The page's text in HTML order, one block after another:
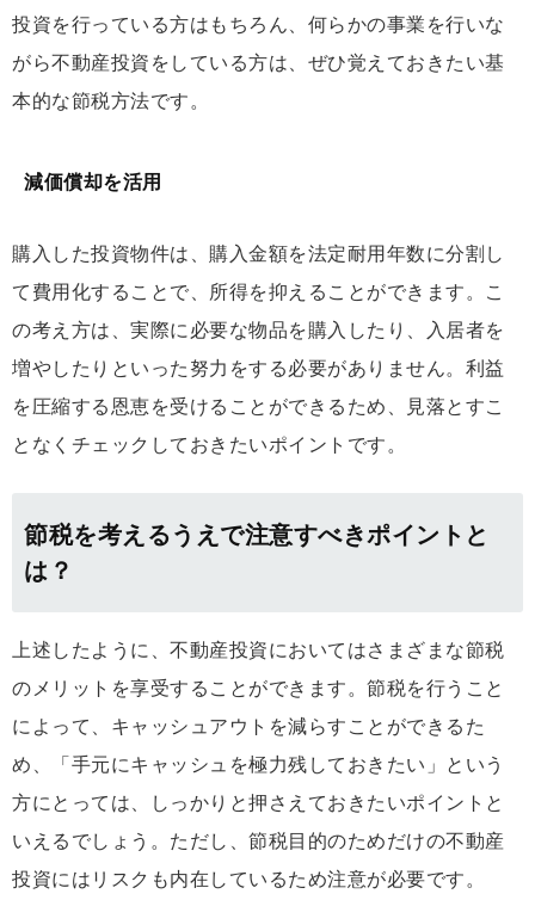
投資を行っている方はもちろん、何らかの事業を行いな
がら不動産投資をしている方は、ぜひ覚えておきたい基
本的な節税方法です。
減価償却を活用
購入した投資物件は、購入金額を法定耐用年数に分割し
て費用化することで、所得を抑えることができます。こ
の考え方は、実際に必要な物品を購入したり、入居者を
増やしたりといった努力をする必要がありません。利益
を圧縮する恩恵を受けることができるため、見落とすこ
となくチェックしておきたいポイントです。
節税を考えるうえで注意すべきポイントと
は？
上述したように、不動産投資においてはさまざまな節税
のメリットを享受することができます。節税を行うこと
によって、キャッシュアウトを減らすことができるた
め、「手元にキャッシュを極力残しておきたい」という
方にとっては、しっかりと押さえておきたいポイントと
いえるでしょう。ただし、節税目的のためだけの不動産
投資にはリスクも内在しているため注意が必要です。